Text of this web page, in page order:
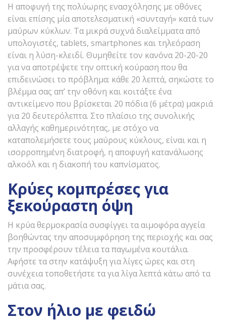
Η αποφυγή της πολύωρης ενασχόλησης με οθόνες
είναι επίσης μία αποτελεσματική «συνταγή» κατά των
μαύρων κύκλων. Τα μικρά συχνά διαλείμματα από
υπολογιστές, tablets, smartphones και τηλεόραση
είναι η λύση-κλειδί. Θυμηθείτε τον κανόνα 20-20-20
για να αποτρέψετε την οπτική κούραση που θα
επιδεινώσει το πρόβλημα: κάθε 20 λεπτά, σηκώστε το
βλέμμα σας απ’ την οθόνη και κοιτάξτε ένα
αντικείμενο που βρίσκεται 20 πόδια (6 μέτρα) μακριά
για 20 δευτερόλεπτα. Στο πλαίσιο της συνολικής
αλλαγής καθημερινότητας, με στόχο να
καταπολεμήσετε τους μαύρους κύκλους, είναι και η
ισορροπημένη διατροφή, η αποφυγή κατανάλωσης
αλκοόλ και η διακοπή του καπνίσματος.
Κρύες κομπρέσες για
ξεκούραστη όψη
Η κρύα θερμοκρασία συσφίγγει τα αιμοφόρα αγγεία
βοηθώντας την αποσυμφόρηση της περιοχής και σας
την προσφέρουν τέλεια τα παγωμένα κουτάλια.
Αφήστε τα στην κατάψυξη για λίγες ώρες και στη
συνέχεια τοποθετήστε τα για λίγα λεπτά κάτω από τα
μάτια σας.
Στον ήλιο με φειδώ